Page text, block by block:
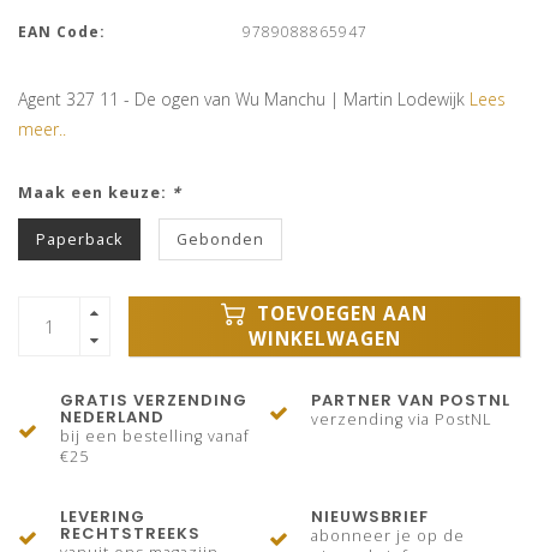
EAN Code: 9789088865947
Agent 327 11 - De ogen van Wu Manchu | Martin Lodewijk Lees
meer..
Maak een keuze: *
Paperback Gebonden
TOEVOEGEN AAN
WINKELWAGEN
GRATIS VERZENDING
NEDERLAND
bij een bestelling vanaf
€25
PARTNER VAN POSTNL
verzending via PostNL
LEVERING
RECHTSTREEKS
NIEUWSBRIEF
abonneer je op de